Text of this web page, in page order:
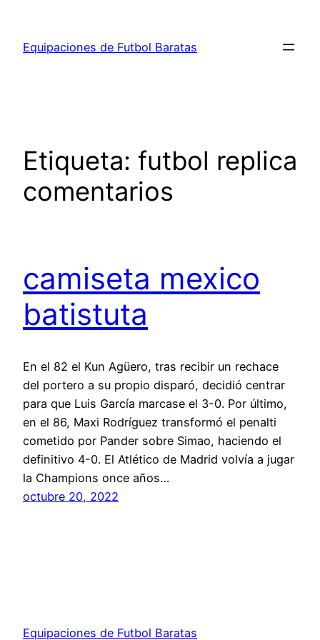
contenido
Equipaciones de Futbol Baratas
Etiqueta: futbol replica
comentarios
camiseta mexico
batistuta
En el 82 el Kun Agüero, tras recibir un rechace
del portero a su propio disparó, decidió centrar
para que Luis García marcase el 3-0. Por último,
en el 86, Maxi Rodríguez transformó el penalti
cometido por Pander sobre Simao, haciendo el
definitivo 4-0. El Atlético de Madrid volvía a jugar
la Champions once años…
octubre 20, 2022
Equipaciones de Futbol Baratas